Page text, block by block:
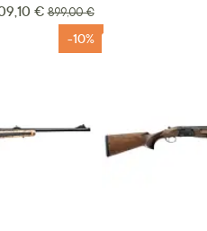
€ Prix normal
899,00 €
-10%